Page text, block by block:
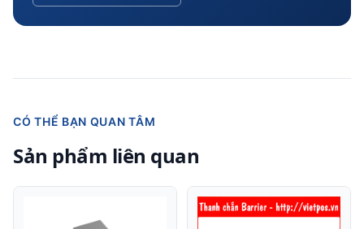
CÓ THỂ BẠN QUAN TÂM
Sản phẩm liên quan